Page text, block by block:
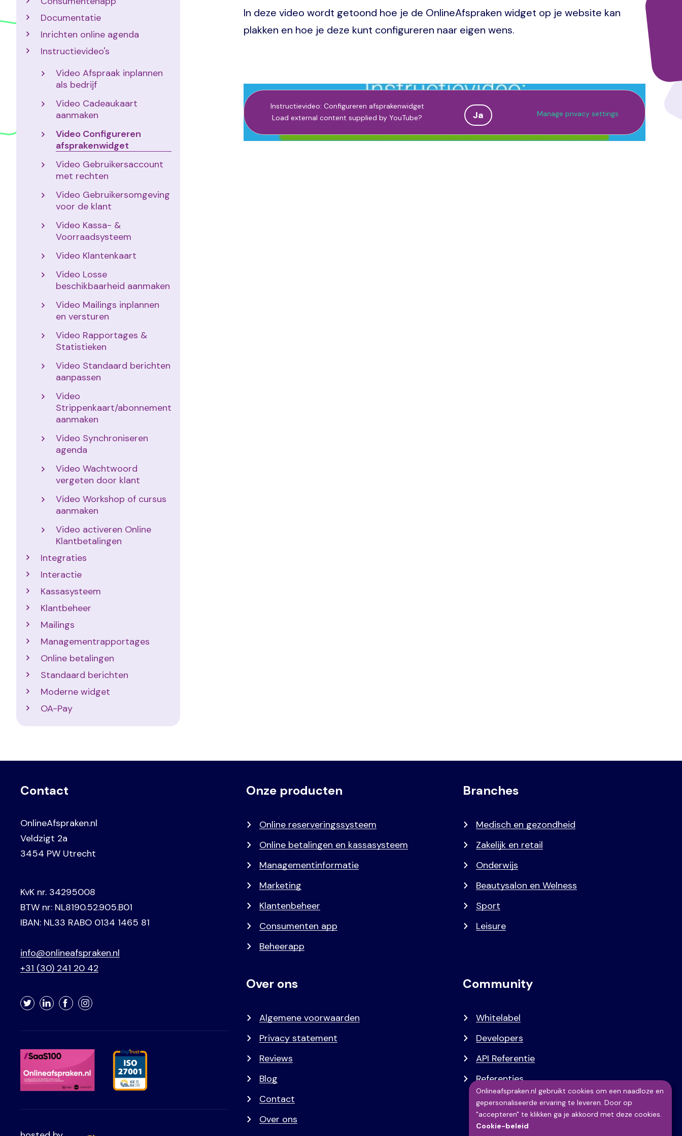
In deze video wordt getoond hoe je de OnlineAfspraken widget op je website kan
plakken en hoe je deze kunt configureren naar eigen wens.
Instructievideo: Configureren afsprakenwidget
Load external content supplied byYouTube? Ja Manage privacy settings
Documentatie
Inrichten online agenda
Instructievideo's
Video Afspraak inplannen
als bedrijf
Video Cadeaukaart
aanmaken
Video Configureren
afsprakenwidget
Video Gebruikersaccount
met rechten
Video Gebruikersomgeving
voor de klant
Video Kassa- &
Voorraadsysteem
Video Klantenkaart
Video Losse
beschikbaarheid aanmaken
Video Mailings inplannen
en versturen
Video Rapportages &
Statistieken
Video Standaard berichten
aanpassen
Video
Strippenkaart/abonnement
aanmaken
Video Synchroniseren
agenda
Video Wachtwoord
vergeten door klant
Video Workshop of cursus
aanmaken
Video activeren Online
Klantbetalingen
Integraties
Interactie
Kassasysteem
Klantbeheer
Mailings
Managementrapportages
Online betalingen
Standaard berichten
Moderne widget
OA-Pay
Contact
OnlineAfspraken.nl
Veldzigt 2a
3454 PW Utrecht
KvK nr. 34295008
BTW nr: NL8190.52.905.B01
IBAN: NL33 RABO 0134 1465 81
info@onlineafspraken.nl
+31 (30) 241 20 42
TwitterLinkedInFacebookInstagram
Voet
Primair
Onze producten
Online reserveringssysteem
Online betalingen en kassasysteem
Managementinformatie
Marketing
Klantenbeheer
Consumenten app
Beheerapp
Branches
Medisch en gezondheid
Zakelijk en retail
Onderwijs
Beautysalon en Welness
Sport
Leisure
Over ons
Algemene voorwaarden
Privacy statement
Reviews
Blog
Contact
Over ons
Community
Whitelabel
Developers
API Referentie
Referenties
Gebruik
Onlineafspraken.nl gebruikt cookies om een naadloze en
gepersonaliseerde ervaring te leveren. Door op
"accepteren" te klikken ga je akkoord met deze cookies.
Cookie-beleid